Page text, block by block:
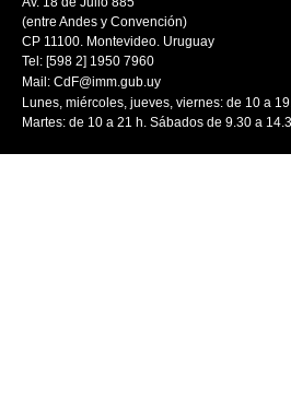
(entre Andes y Convención)
CP 11100. Montevideo. Uruguay
Tel: [598 2] 1950 7960
Mail: CdF@imm.gub.uy
Lunes, miércoles, jueves, viernes: de 10 a
Martes: de 10 a 21 h. Sábados de 9.30 a